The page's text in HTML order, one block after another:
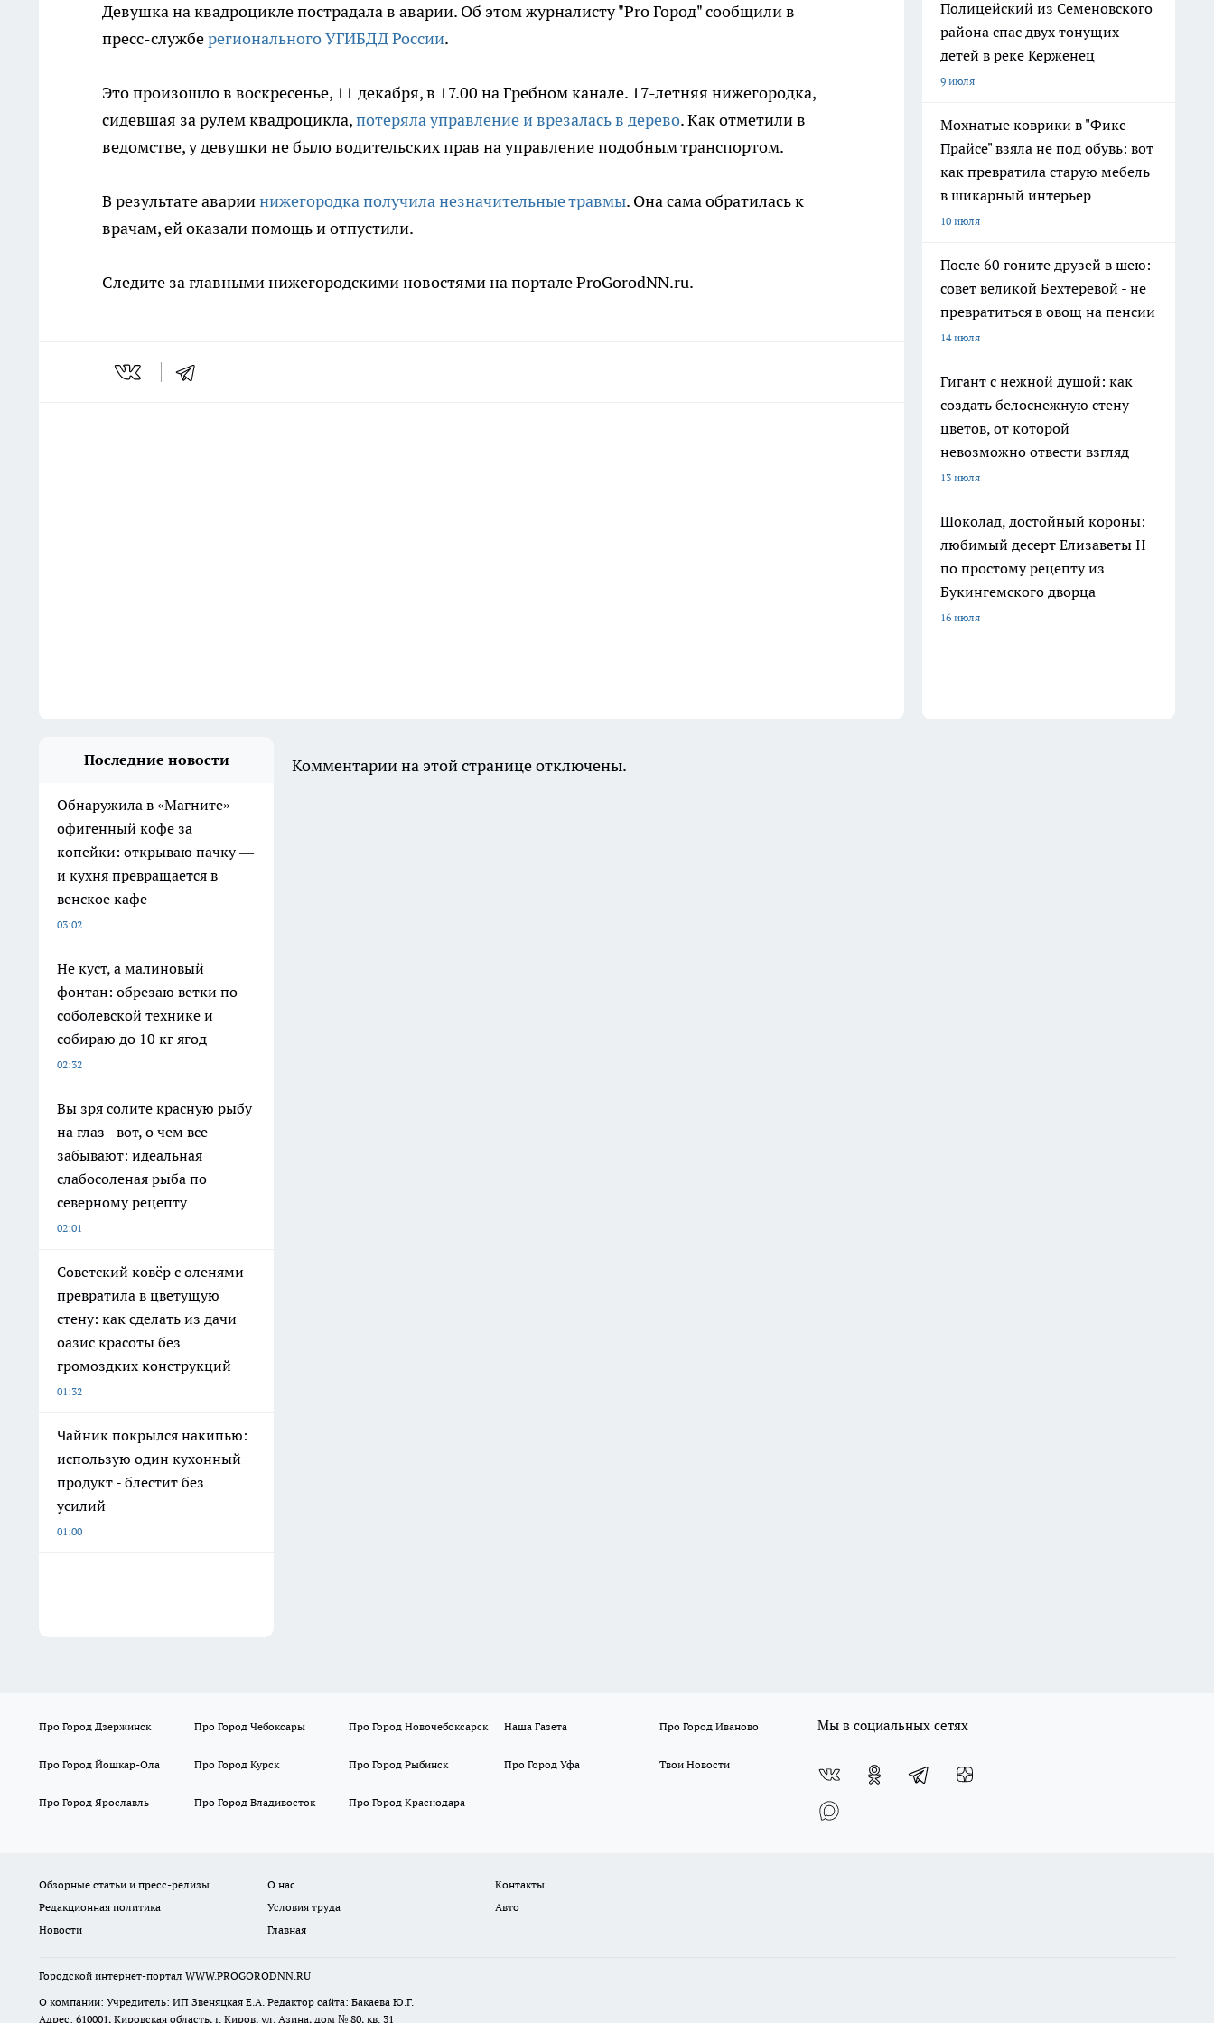
Девушка на квадроцикле пострадала в аварии. Об этом журналисту "Pro Город" сообщили в
пресс-служберегионального УГИБДД России.
Это произошло в воскресенье, 11 декабря, в 17.00 на Гребном канале. 17-летняя нижегородка,
сидевшая за рулем квадроцикла,потеряла управление и врезалась в дерево. Как отметили в
ведомстве, у девушки не было водительских прав на управление подобным транспортом.
В результате авариинижегородка получила незначительные травмы. Она сама обратилась к
врачам, ей оказали помощь и отпустили.
Следите за главными нижегородскими новостями на портале ProGorodNN.ru.
Полицейский из Семеновского
района спас двух тонущих
детей в реке Керженец
9 июля
Мохнатые коврики в "Фикс
Прайсе" взяла не под обувь: вот
как превратила старую мебель
в шикарный интерьер
10 июля
После 60 гоните друзей в шею:
совет великой Бехтеревой - не
превратиться в овощ на пенсии
14 июля
Гигант с нежной душой: как
создать белоснежную стену
цветов, от которой
невозможно отвести взгляд
13 июля
Шоколад, достойный короны:
любимый десерт Елизаветы II
по простому рецепту из
Букингемского дворца
16 июля
Последние новости
Обнаружила в «Магните»
офигенный кофе за
копейки: открываю пачку —
и кухня превращается в
венское кафе
03:02
Не куст, а малиновый
фонтан: обрезаю ветки по
соболевской технике и
собираю до 10 кг ягод
02:32
Вы зря солите красную рыбу
на глаз - вот, о чем все
забывают: идеальная
слабосоленая рыба по
северному рецепту
02:01
Советский ковёр с оленями
превратила в цветущую
стену: как сделать из дачи
оазис красоты без
громоздких конструкций
01:32
Чайник покрылся накипью:
использую один кухонный
продукт - блестит без
усилий
01:00
Комментарии на этой странице отключены.
Про Город Дзержинск Про Город Чебоксары Про Город Новочебоксарск Наша Газета Про Город Иваново
Про Город Йошкар-Ола Про Город Курск Про Город Рыбинск Про Город Уфа Твои Новости
Про Город Ярославль Про Город Владивосток Про Город Краснодара
Мы в социальных сетях
Обзорные статьи и пресс-релизы О нас
Контакты
Редакционная политика
Условия труда
Авто
Новости
Главная
Городской интернет-портал WWW.PROGORODNN.RU
О компании: Учредитель: ИП Звеняцкая Е.А. Редактор сайта: Бакаева Ю.Г.
Адрес: 610001, Кировская область, г. Киров, ул. Азина, дом № 80, кв. 31